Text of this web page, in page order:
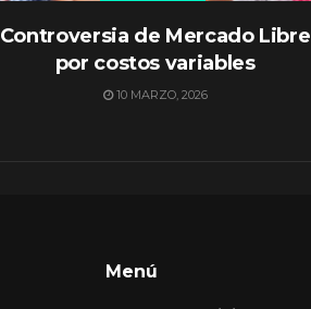
Controversia de Mercado Libre
por costos variables
10 MARZO, 2026
Menú